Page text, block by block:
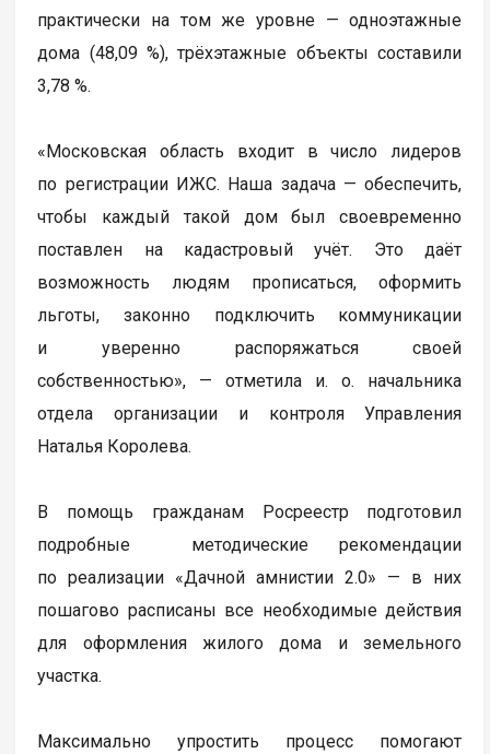
практически на том же уровне — одноэтажные
дома (48,09 %), трёхэтажные объекты составили
3,78 %.
«Московская область входит в число лидеров
по регистрации ИЖС. Наша задача — обеспечить,
чтобы каждый такой дом был своевременно
поставлен на кадастровый учёт. Это даёт
возможность людям прописаться, оформить
льготы, законно подключить коммуникации
и уверенно распоряжаться своей
собственностью», — отметила и. о. начальника
отдела организации и контроля Управления
Наталья Королева.
В помощь гражданам Росреестр подготовил
подробные методические рекомендации
по реализации «Дачной амнистии 2.0» — в них
пошагово расписаны все необходимые действия
для оформления жилого дома и земельного
участка.
Максимально упростить процесс помогают